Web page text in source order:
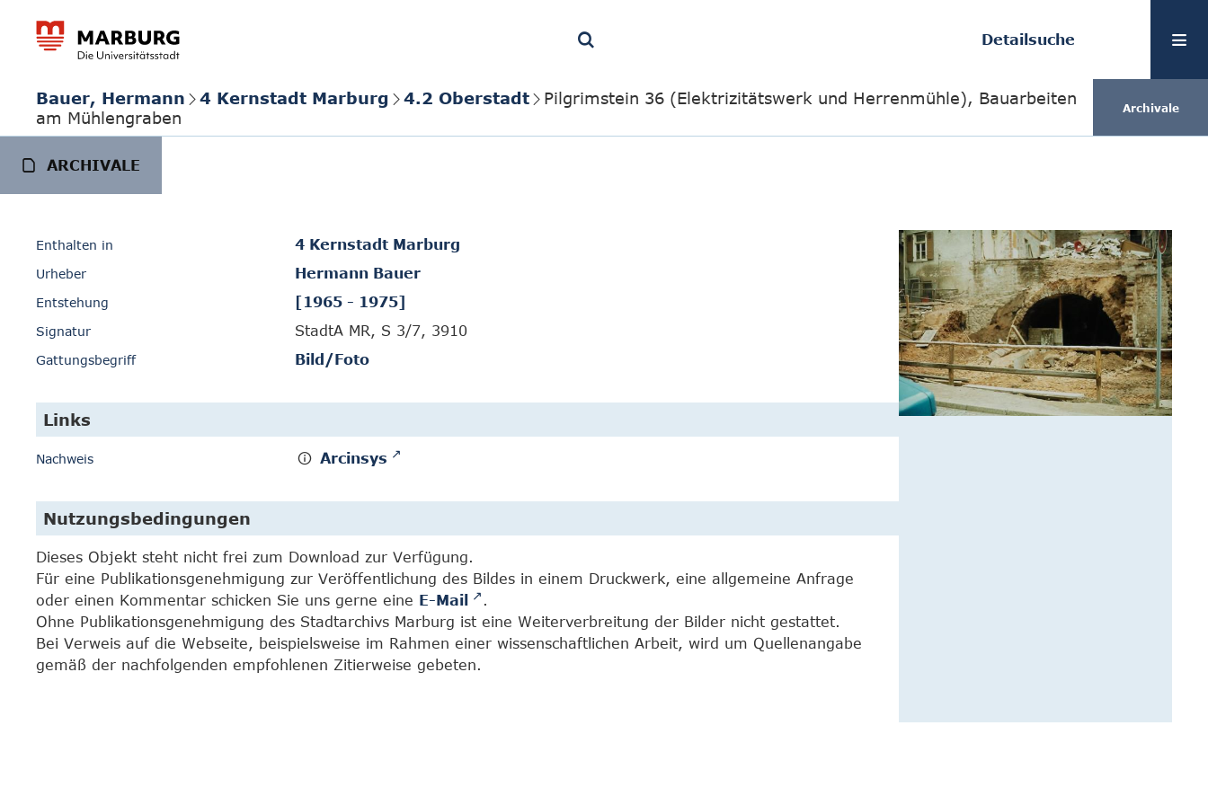
Detailsuche
Bauer, Hermann 4 Kernstadt Marburg 4.2 Oberstadt
Pilgrimstein 36 (Elektrizitätswerk und Herrenmühle), Bauarbeiten
am Mühlengraben
Archivale
ARCHIVALE
Enthalten in 4 Kernstadt Marburg
Urheber Hermann Bauer
Entstehung [1965 - 1975]
Signatur StadtA MR, S 3/7, 3910
Gattungsbegriff Bild/Foto
Links
Nachweis Arcinsys
Nutzungsbedingungen
Dieses Objekt steht nicht frei zum Download zur Verfügung.
Für eine Publikationsgenehmigung zur Veröffentlichung des Bildes in einem Druckwerk, eine allgemeine Anfrage
oder einen Kommentar schicken Sie uns gerne eine E-Mail
.
Ohne Publikationsgenehmigung des Stadtarchivs Marburg ist eine Weiterverbreitung der Bilder nicht gestattet.
Bei Verweis auf die Webseite, beispielsweise im Rahmen einer wissenschaftlichen Arbeit, wird um Quellenangabe
gemäß der nachfolgenden empfohlenen Zitierweise gebeten.